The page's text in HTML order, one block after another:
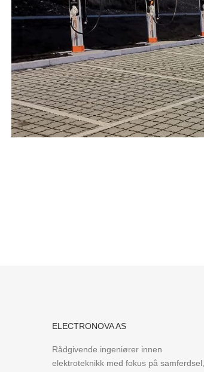
ELECTRONOVA AS
Rådgivende ingeniører innen
elektroteknikk med fokus på samferdsel,